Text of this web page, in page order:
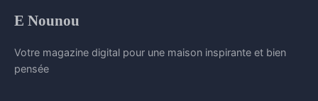
E Nounou
Votre magazine digital pour une maison inspirante et bien
pensée